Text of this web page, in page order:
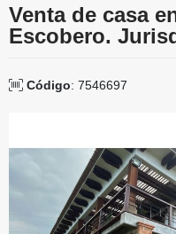
Venta de casa
Escobero.
Código: 7546697